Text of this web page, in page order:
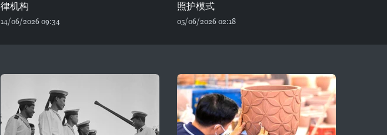
律机构
14/06/2026 09:34
照护模式
05/06/2026 02:18